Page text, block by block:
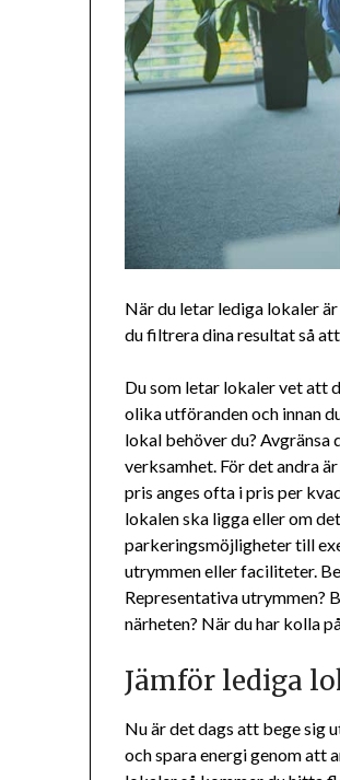
När du letar lediga lokaler
du filtrera dina resultat så
Du som letar lokaler vet att
olika utföranden och innan
lokal behöver du?
verksamhet. För det andra
pris anges ofta i pris per
lokalen ska ligga eller om
parkeringsmöjligheter till
utrymmen eller faciliteter.
Representativa utrymmen?
närheten? När du har kolla
Jämför lediga
Nu är det dags att bege sig
och spara energi genom att